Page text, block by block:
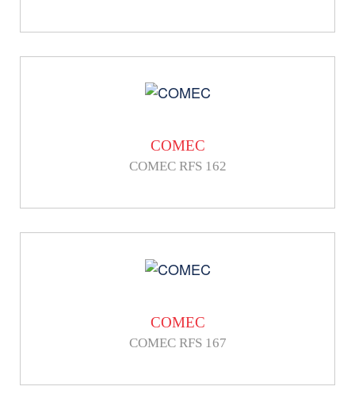
COMEC
COMEC RFS 162
COMEC
COMEC RFS 167